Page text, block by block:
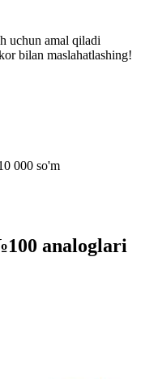
uchun amal qiladi
bilan maslahatlashing!
000 so'm
analoglari